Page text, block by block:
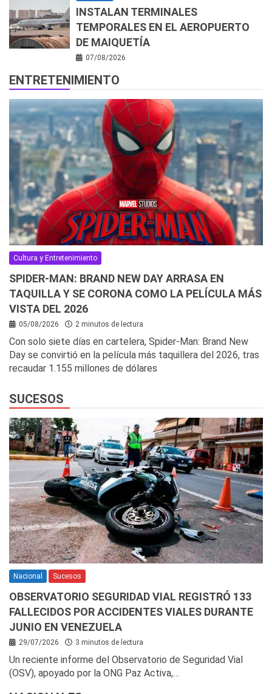
INSTALAN TERMINALES
TEMPORALES EN EL AEROPUERTO
DE MAIQUETÍA
07/08/2026
ENTRETENIMIENTO
Cultura y Entretenimiento
SPIDER-MAN: BRAND NEW DAY ARRASA EN
TAQUILLA Y SE CORONA COMO LA PELÍCULA MÁS
VISTA DEL 2026
05/08/2026 2 minutos de lectura
Con solo siete días en cartelera, Spider-Man: Brand New
Day se convirtió en la película más taquillera del 2026, tras
recaudar 1.155 millones de dólares
SUCESOS
Nacional Sucesos
OBSERVATORIO SEGURIDAD VIAL REGISTRÓ 133
FALLECIDOS POR ACCIDENTES VIALES DURANTE
JUNIO EN VENEZUELA
29/07/2026 3 minutos de lectura
Un reciente informe del Observatorio de Seguridad Vial
(OSV), apoyado por la ONG Paz Activa,…